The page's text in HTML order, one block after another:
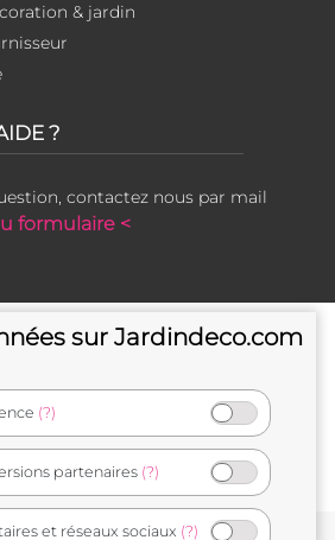
& jardin
?
contactez nous par mail
formulaire <
français
sur Jardindeco.com
(?)
partenaires (?)
et réseaux sociaux (?)